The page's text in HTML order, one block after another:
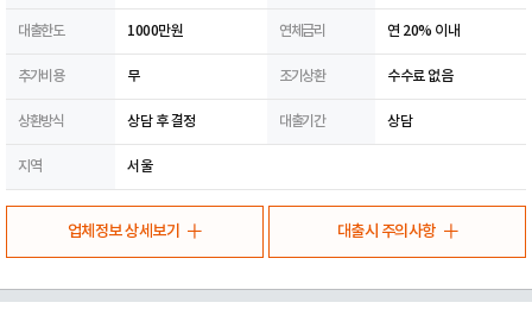
대출한도 1000만원 연체금리 연 20% 이내
추가비용 무 조기상환 수수료 없음
상환방식 상담 후 결정 대출기간 상담
지역 서울
업체정보 상세보기 대출시 주의사항